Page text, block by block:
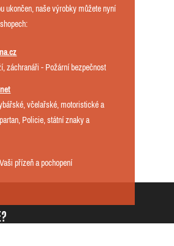
ukončen, naše výrobky můžete nyní
záchranáři - Požární bezpečnost
včelařské, motoristické a
Policie, státní znaky a
přízeň a pochopení